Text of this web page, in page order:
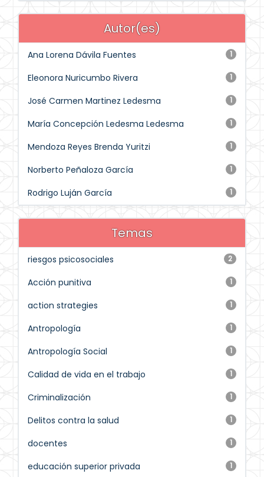
Autor(es)
1
Ana Lorena Dávila Fuentes
1
Eleonora Nuricumbo Rivera
1
José Carmen Martinez Ledesma
1
María Concepción Ledesma Ledesma
1
Mendoza Reyes Brenda Yuritzi
1
Norberto Peñaloza García
1
Rodrigo Luján García
Temas
2
riesgos psicosociales
1
Acción punitiva
1
action strategies
1
Antropología
1
Antropología Social
1
Calidad de vida en el trabajo
1
Criminalización
1
Delitos contra la salud
1
docentes
1
educación superior privada